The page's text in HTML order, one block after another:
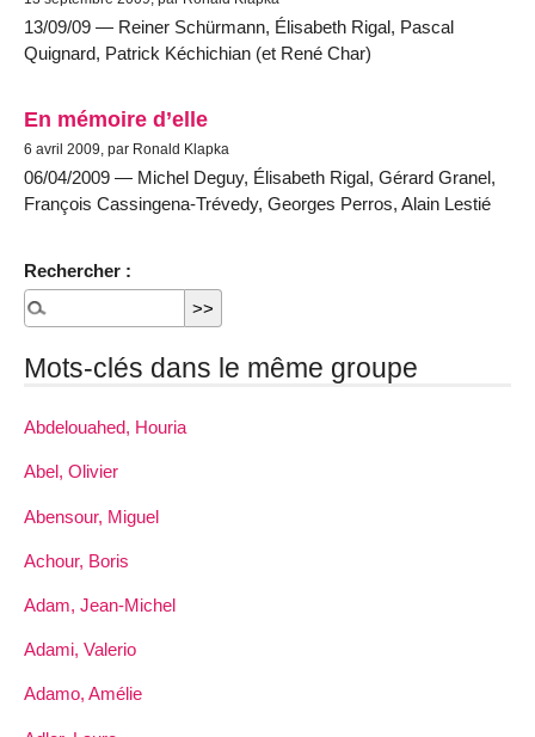
13/09/09 — Reiner Schürmann, Élisabeth Rigal, Pascal
Quignard, Patrick Kéchichian (et René Char)
En mémoire d’elle
6 avril 2009, par Ronald Klapka
06/04/2009 — Michel Deguy, Élisabeth Rigal, Gérard Granel,
François Cassingena-Trévedy, Georges Perros, Alain Lestié
Rechercher :
Mots-clés dans le même groupe
Abdelouahed, Houria
Abel, Olivier
Abensour, Miguel
Achour, Boris
Adam, Jean-Michel
Adami, Valerio
Adamo, Amélie